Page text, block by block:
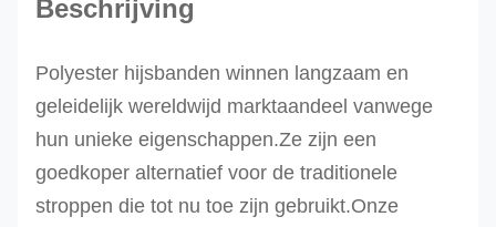
Beschrijving
Polyester hijsbanden winnen langzaam en
geleidelijk wereldwijd marktaandeel vanwege
hun unieke eigenschappen.Ze zijn een
goedkoper alternatief voor de traditionele
stroppen die tot nu toe zijn gebruikt.Onze